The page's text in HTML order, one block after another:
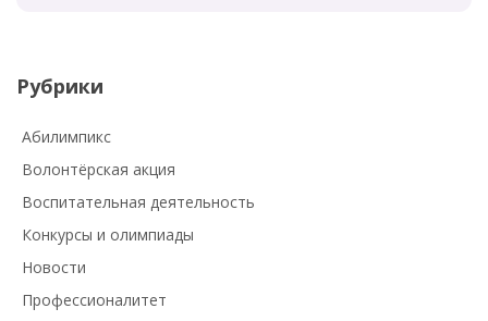
Рубрики
Абилимпикс
Волонтёрская акция
Воспитательная деятельность
Конкурсы и олимпиады
Новости
Профессионалитет